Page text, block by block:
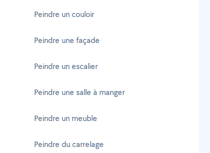
Peindre un couloir
Peindre une façade
Peindre un escalier
Peindre une salle à manger
Peindre un meuble
Peindre du carrelage